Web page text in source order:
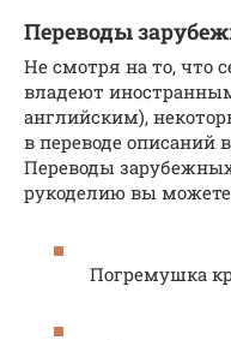
Переводы
Не смотря на то, что
владеют
английским),
в переводе описаний
Переводы
рукоделию вы
Погремушка